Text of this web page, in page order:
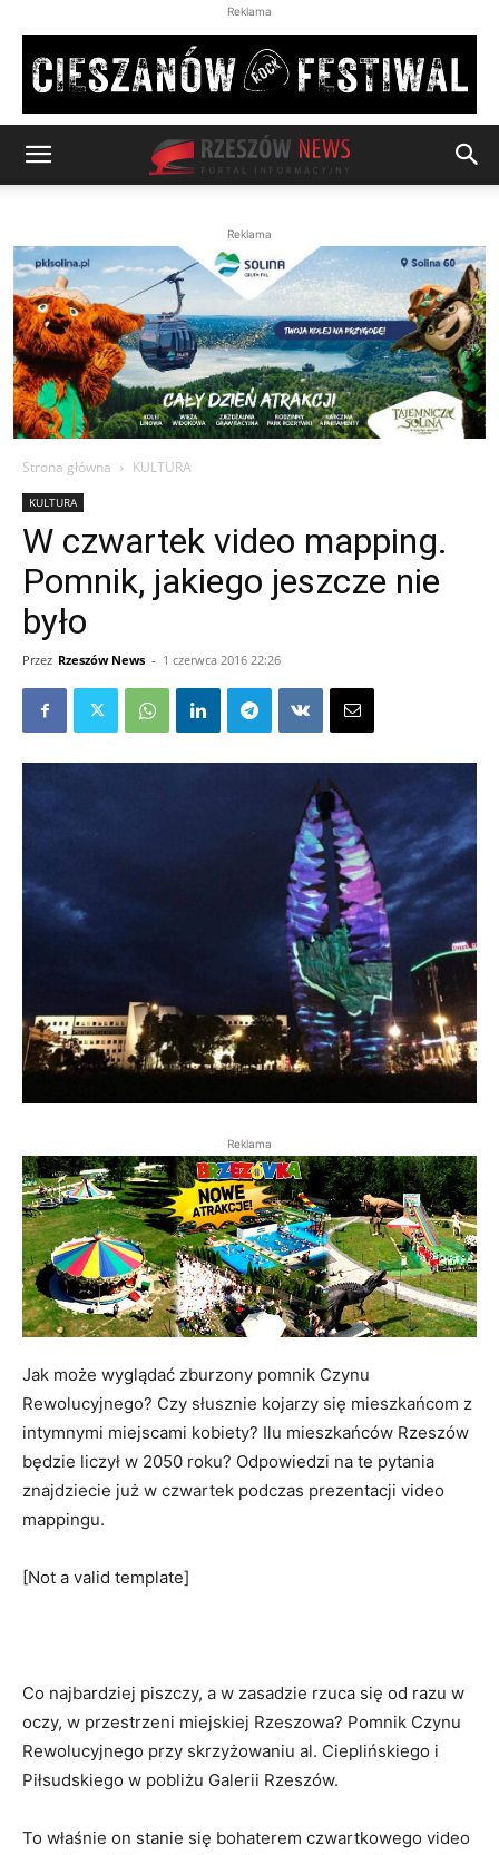
Reklama
Reklama
Strona główna KULTURA
KULTURA
W czwartek video mapping.
Pomnik, jakiego jeszcze nie
było
Przez Rzeszów News - 1 czerwca 2016 22:26
Reklama
Jak może wyglądać zburzony pomnik Czynu
Rewolucyjnego? Czy słusznie kojarzy się mieszkańcom z
intymnymi miejscami kobiety? Ilu mieszkańców Rzeszów
będzie liczył w 2050 roku? Odpowiedzi na te pytania
znajdziecie już w czwartek podczas prezentacji video
mappingu.
[Not a valid template]
Co najbardziej piszczy, a w zasadzie rzuca się od razu w
oczy, w przestrzeni miejskiej Rzeszowa? Pomnik Czynu
Rewolucyjnego przy skrzyżowaniu al. Cieplińskiego i
Piłsudskiego w pobliżu Galerii Rzeszów.
To właśnie on stanie się bohaterem czwartkowego video